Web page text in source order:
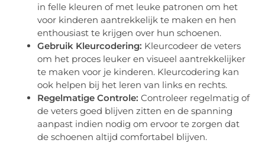
in felle kleuren of met leuke patronen om het
voor kinderen aantrekkelijk te maken en hen
enthousiast te krijgen over hun schoenen.
Gebruik Kleurcodering: Kleurcodeer de veters
om het proces leuker en visueel aantrekkelijker
te maken voor je kinderen. Kleurcodering kan
ook helpen bij het leren van links en rechts.
Regelmatige Controle: Controleer regelmatig of
de veters goed blijven zitten en de spanning
aanpast indien nodig om ervoor te zorgen dat
de schoenen altijd comfortabel blijven.